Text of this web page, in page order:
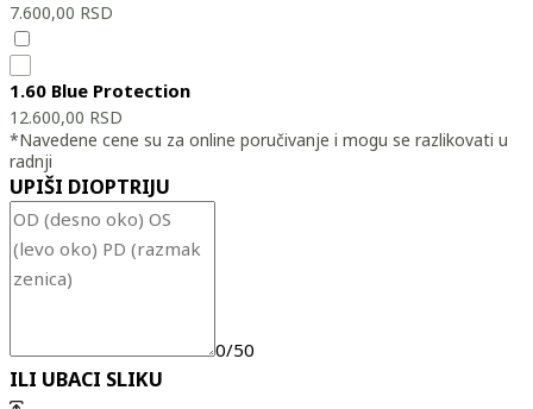
7.600,00 RSD
1.60 Blue Protection
12.600,00 RSD
*Navedene cene su za online poručivanje i mogu se razlikovati u
radnji
UPIŠI DIOPTRIJU
0/50
ILI UBACI SLIKU